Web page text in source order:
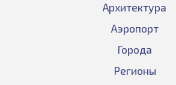
Архитектура
Аэропорт
Города
Регионы